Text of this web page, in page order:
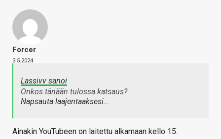
Forcer
3.5.2024
Lassivv sanoi
Onkos tänään tulossa katsaus?
Napsauta laajentaaksesi…
Ainakin YouTubeen on laitettu alkamaan kello 15.